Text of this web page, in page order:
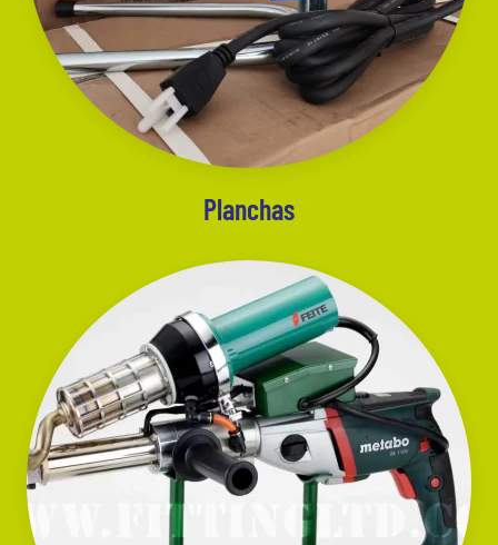
Planchas